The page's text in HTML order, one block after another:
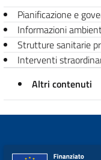
Pianificazione e
Informazioni
Strutture sanitarie
Interventi
Altri contenuti